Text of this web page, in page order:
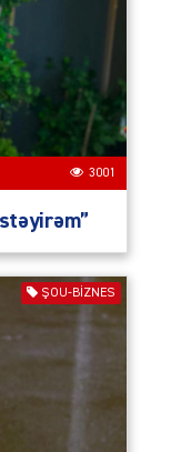
3001
ŞOU-BIZNES